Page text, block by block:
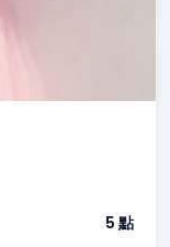
5 點